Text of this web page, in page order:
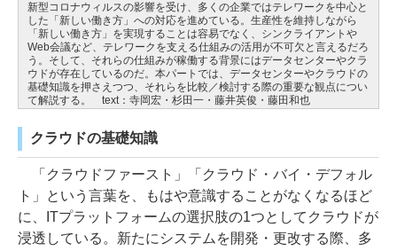
新型コロナウィルスの影響を受け、多くの企業ではテレワークを中心と
した「新しい働き方」への対応を進めている。生産性を維持しながら
「新しい働き方」を実現することは容易でなく、シンクライアントや
Web会議など、テレワークを支える仕組みの活用が不可欠と言えるだろ
う。そして、それらの仕組みが稼働する背景にはデータセンターやクラ
ウドが存在しているのだ。本パートでは、データセンターやクラウドの
基礎知識を押さえつつ、それらを比較／検討する際の重要な観点につい
て解説する。 text：寺岡宏・杉田一・藤井英俊・藤田和也
クラウドの基礎知識
「クラウドファースト」「クラウド・バイ・デフォル
ト」という言葉を、もはや意識することがなくなるほど
に、ITプラットフォームの選択肢の1つとしてクラウドが
浸透している。新たにシステムを開発・更改する際、多